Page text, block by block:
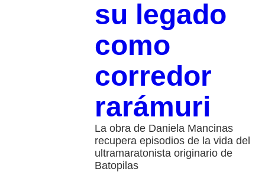
su legado
como
corredor
rarámuri
La obra de Daniela Mancinas
recupera episodios de la vida del
ultramaratonista originario de
Batopilas